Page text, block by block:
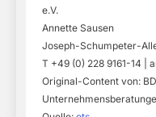
e.V.
Annette Sausen
Joseph-Schumpeter-
T +49 (0) 228 9161-14 |
Original-Content von: